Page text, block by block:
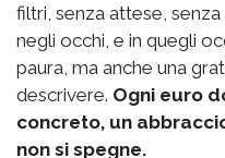
filtri, senza attese,
negli occhi, e in quegli
paura, ma anche una
descrivere. Ogni euro
concreto, un
non si spegne.